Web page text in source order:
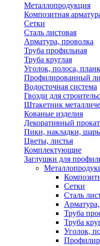
Металлопродукция
Композитная
Сетки
Сталь листовая
Арматура, проволка
Труба профильная
Труба круглая
Уголок, полоса,
Профилированный
Водосточная система
Гвозди для
Штакетник
Кованые изделия
Декоративный прокат
Пики, накладки,
Цветы, листья
Комплектующие
Заглушки для
Сетки
Сталь
Труба
Труба
Уголок,